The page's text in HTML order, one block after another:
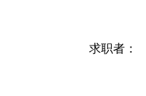
求职者：